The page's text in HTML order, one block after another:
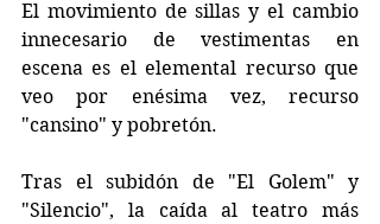
El movimiento de sillas y el cambio
innecesario de vestimentas en
escena es el elemental recurso que
veo por enésima vez, recurso
"cansino" y pobretón.
Tras el subidón de "El Golem" y
"Silencio", la caída al teatro más